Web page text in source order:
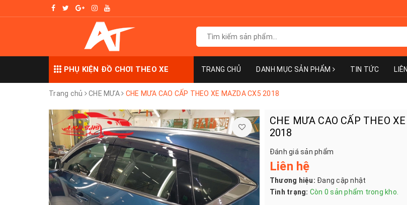
PHỤ KIỆN ĐỒ CHƠI THEO XE TRANG CHỦ DANH MỤC SẢN PHẨM TIN TỨC
Trang chủ CHE MƯA CHE MƯA CAO CẤP THEO XE MAZDA CX5 2018
CHE MƯA CAO CẤP THEO
2018
Đánh giá sản phẩm
Liên hệ
Thương hiệu: Đang cập nhật
Tình trạng: Còn 0 sản phẩm trong kho.